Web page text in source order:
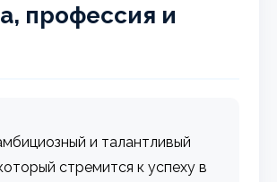
профессия и
и талантливый
стремится к успеху в